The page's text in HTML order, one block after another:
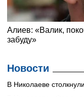
Новости
В Николаеве